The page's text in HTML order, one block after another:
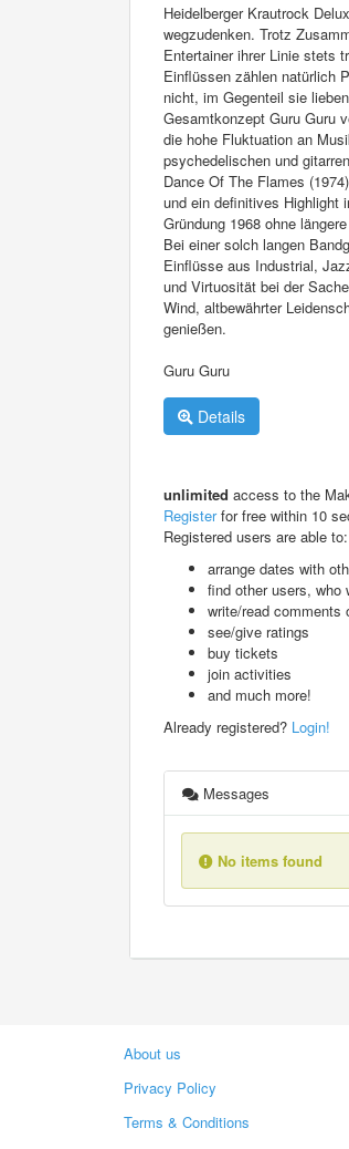
Heidelberger Krautrock
wegzudenken. Trotz
Entertainer ihrer Linie stets
Einflüssen zählen natürlich
nicht, im Gegenteil sie
Gesamtkonzept Guru Guru
die hohe Fluktuation an
psychedelischen und
Dance Of The Flames
und ein definitives Highlight
Gründung 1968 ohne
Bei einer solch langen
Einflüsse aus Industrial,
und Virtuosität bei der
Wind, altbewährter
genießen.
Guru Guru
Details
unlimited access to the
Registerfor free within 10
Registered users are able to:
arrange dates with
find other users,
write/read comments
see/give ratings
buy tickets
join activities
and much more!
Already registered? Login!
Messages
No items found
About us
Privacy Policy
Terms & Conditions